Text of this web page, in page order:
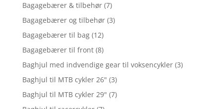
Bagagebærer & tilbehør (7)
Bagagebærer og tilbehør (3)
Bagagebærer til bag (12)
Bagagebærer til front (8)
Baghjul med indvendige gear til voksencykler (3)
Baghjul til MTB cykler 26" (3)
Baghjul til MTB cykler 29" (7)